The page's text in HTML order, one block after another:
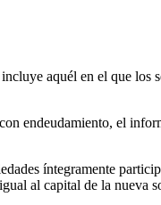
aquél en el que
endeudamiento, el
íntegramente
al capital de la nueva